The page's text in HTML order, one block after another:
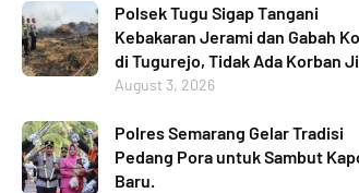
Polsek Tugu Sigap Tangani
Kebakaran Jerami dan Gabah
di Tugurejo, Tidak Ada Korban
August 3, 2026
Polres Semarang Gelar Tradisi
Pedang Pora untuk Sambut
Baru.